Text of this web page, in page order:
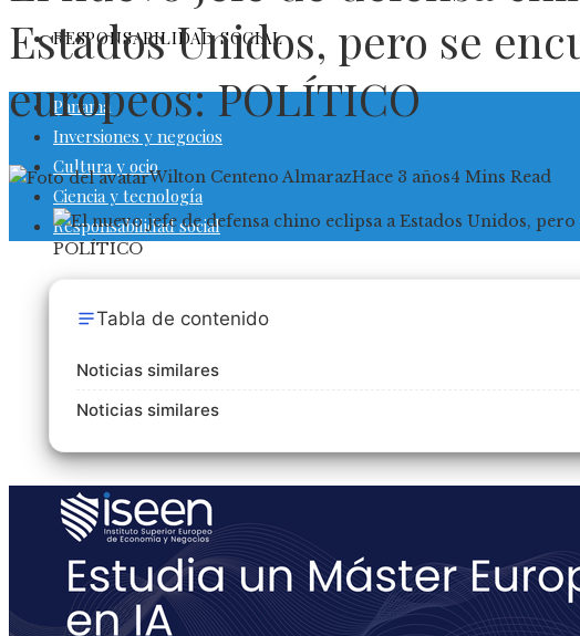
RESPONSABILIDAD SOCIAL
Panamá
Inversiones y negocios
Cultura y ocio
Ciencia y tecnología
Responsabilidad social
Estados Unidos, pero se
europeos: POLÍTICO
Wilton Centeno AlmarazHace 3 años4 Mins Read
Tabla de contenido
Noticias similares
Noticias similares